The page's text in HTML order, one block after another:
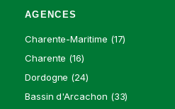
AGENCES
Charente-Maritime (17)
Charente (16)
Dordogne (24)
Bassin d'Arcachon (33)